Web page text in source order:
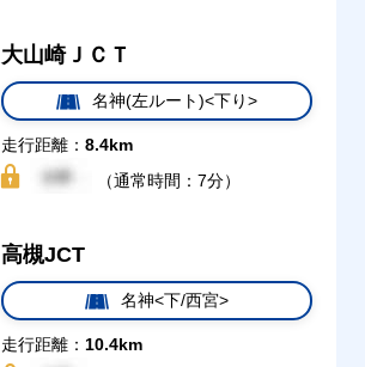
大山崎ＪＣＴ
名神(左ルート)<下り>
走行距離： 8.4km
（通常時間：7分）
高槻JCT
名神<下/西宮>
走行距離： 10.4km